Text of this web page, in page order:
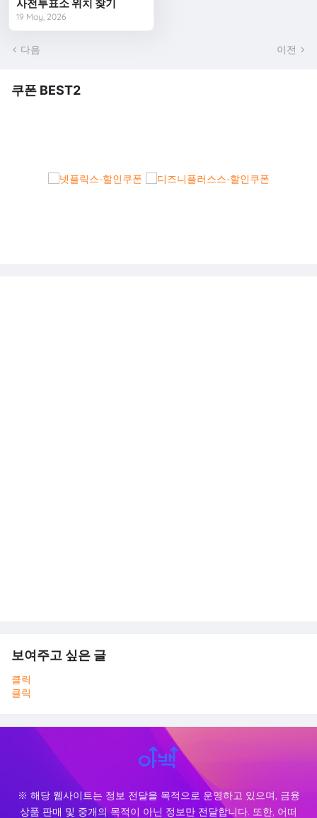
사전투표소 위치 찾기
19 May, 2026
다음 이전
쿠폰 BEST2
보여주고 싶은 글
클릭
클릭
※ 해당 웹사이트는 정보 전달을 목적으로 운영하고 있으며, 금융
상품 판매 및 중개의 목적이 아닌 정보만 전달합니다. 또한, 어떠